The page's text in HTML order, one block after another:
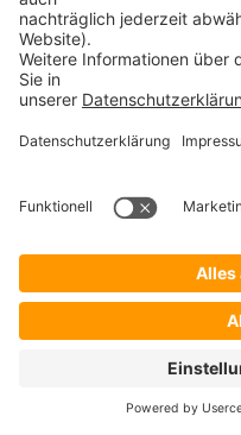
oder virtuelle Appliance
wenigen Minuten
Endpoint Protector
bieten wir Ihnen auch
kostenlosenWebcast
Protector kann auch
Für zwischenzeitliche
auch telefonisch unter